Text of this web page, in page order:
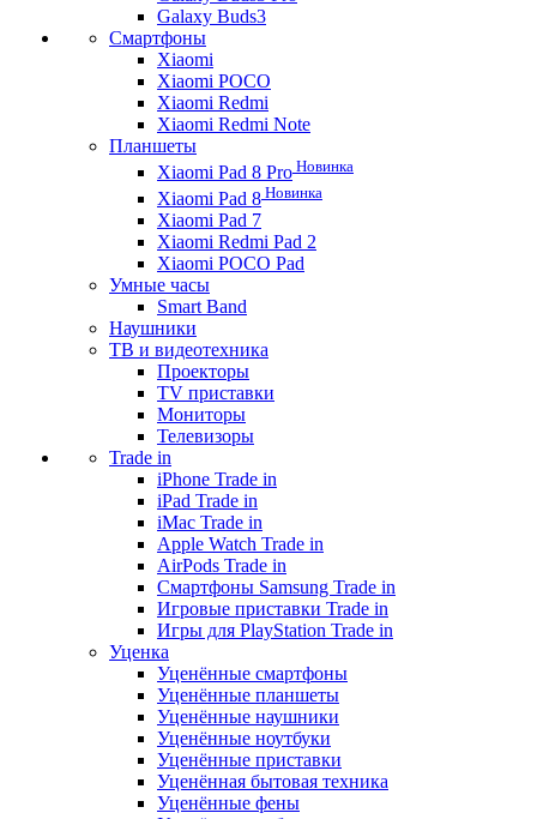
Galaxy Buds3
Смартфоны
Xiaomi
Xiaomi POCO
Xiaomi Redmi
Xiaomi Redmi Note
Планшеты
Xiaomi Pad 8 Pro Новинка
Xiaomi Pad 8 Новинка
Xiaomi Pad 7
Xiaomi Redmi Pad 2
Xiaomi POCO Pad
Умные часы
Smart Band
Наушники
ТВ и видеотехника
Проекторы
TV приставки
Мониторы
Телевизоры
Trade in
iPhone Trade in
iPad Trade in
iMac Trade in
Apple Watch Trade in
AirPods Trade in
Смартфоны Samsung Trade in
Игровые приставки Trade in
Игры для PlayStation Trade in
Уценка
Уценённые смартфоны
Уценённые планшеты
Уценённые наушники
Уценённые ноутбуки
Уценённые приставки
Уценённая бытовая техника
Уценённые фены